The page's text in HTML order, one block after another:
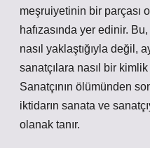
meşruiyetinin bir parçası
hafızasında yer edinir.
nasıl yaklaştığıyla değil,
sanatçılara nasıl bir
Sanatçının ölümünden
iktidarın sanata ve
olanak tanır.